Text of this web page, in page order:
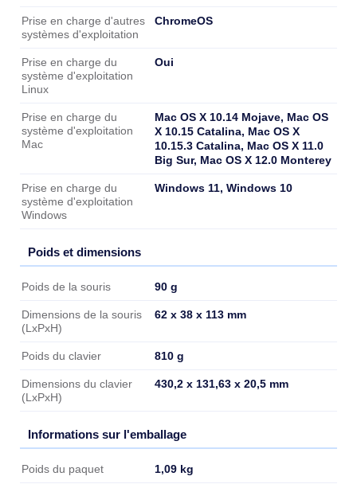
Prise en charge d'autres
systèmes d'exploitation
ChromeOS
Prise en charge du
système d'exploitation
Linux
Oui
Prise en charge du
système d'exploitation
Mac
Mac OS X 10.14 Mojave, Mac OS
X 10.15 Catalina, Mac OS X
10.15.3 Catalina, Mac OS X 11.0
Big Sur, Mac OS X 12.0 Monterey
Prise en charge du
système d'exploitation
Windows
Windows 11, Windows 10
Poids et dimensions
Poids et dimensions
Poids de la souris 90 g
Dimensions de la souris
(LxPxH)
62 x 38 x 113 mm
Poids du clavier 810 g
Dimensions du clavier
(LxPxH)
430,2 x 131,63 x 20,5 mm
Informations sur l'emballage
Informations sur l'emballage
Poids du paquet 1,09 kg